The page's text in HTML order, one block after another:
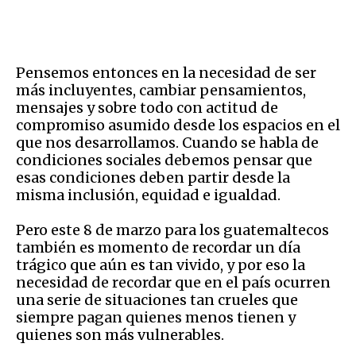
Pensemos entonces en la necesidad de ser
más incluyentes, cambiar pensamientos,
mensajes y sobre todo con actitud de
compromiso asumido desde los espacios en el
que nos desarrollamos. Cuando se habla de
condiciones sociales debemos pensar que
esas condiciones deben partir desde la
misma inclusión, equidad e igualdad.
Pero este 8 de marzo para los guatemaltecos
también es momento de recordar un día
trágico que aún es tan vivido, y por eso la
necesidad de recordar que en el país ocurren
una serie de situaciones tan crueles que
siempre pagan quienes menos tienen y
quienes son más vulnerables.